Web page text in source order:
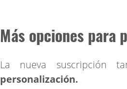
Más opciones para
La nueva suscripción
personalización.